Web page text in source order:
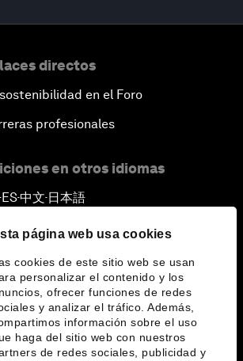
página web usa cookies
cookies de este sitio web se usan
personalizar el contenido y los
ofrecer funciones de redes
y analizar el tráfico. Además,
información sobre el uso
haga del sitio web con nuestros
de redes sociales, publicidad y
directos
en el Foro
profesionales
en otros idiomas
▪ES▪中文▪ 日本語